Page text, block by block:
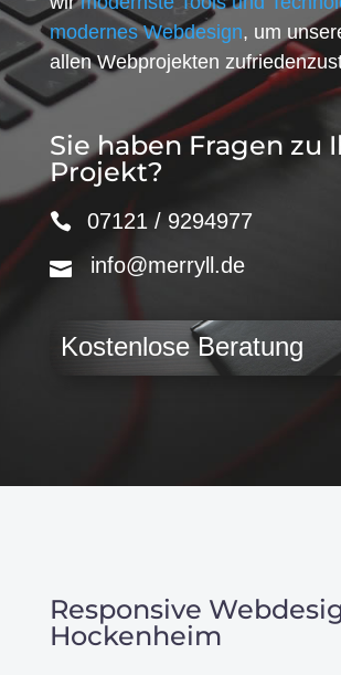
modernes Webdesign, um
allen Webprojekten
Sie haben Fragen zu
Projekt?
07121 / 9294977
info@merryll.de
Kostenlose Beratung
Responsive
Hockenheim